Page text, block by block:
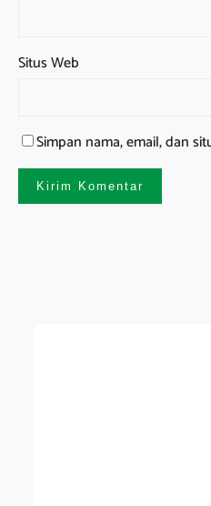
Situs Web
Simpan nama, email, dan